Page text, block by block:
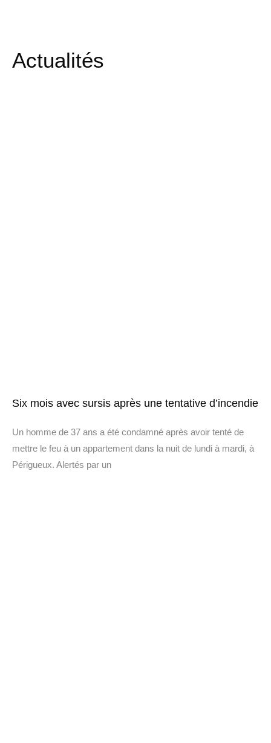
Actualités
Six mois avec sursis après une tentative d’incendie
Un homme de 37 ans a été condamné après avoir tenté de
mettre le feu à un appartement dans la nuit de lundi à mardi, à
Périgueux. Alertés par un